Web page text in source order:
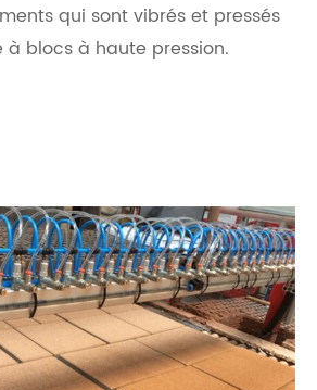
qui sont vibrés et pressés
blocs à haute pression.